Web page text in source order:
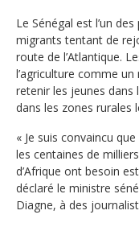
Le Sénégal est l’un
migrants tentant de
route de l’Atlantique.
l’agriculture comme
retenir les jeunes dans
dans les zones rurales
« Je suis convaincu
les centaines de
d’Afrique ont besoin
déclaré le ministre
Diagne, à des